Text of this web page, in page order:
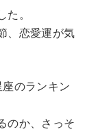
。
、恋愛運が気
のランキン
のか、さっそ